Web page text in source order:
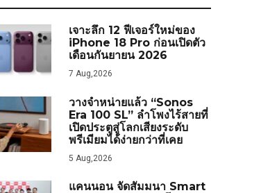
เจาะลึก 12 ฟีเจอร์ใหม่ของ
iPhone 18 Pro ก่อนเปิดตัว
เดือนกันยายน 2026
7 Aug,2026
วางจำหน่ายแล้ว “Sonos
Era 100 SL” ลำโพงไร้สายที่
เปิดประตูสู่โลกเสียงระดับ
พรีเมียมได้ง่ายกว่าที่เคย
5 Aug,2026
แคนนอน จัดสัมมนา Smart